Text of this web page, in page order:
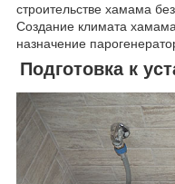
строительстве хамама
Создание климата
назначение
Подготовка к